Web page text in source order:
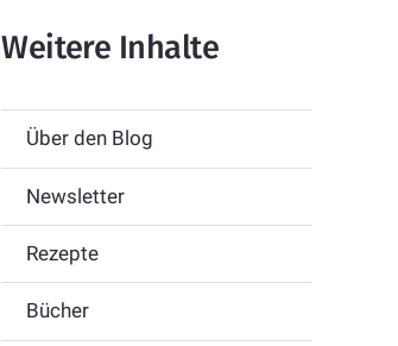
Weitere Inhalte
Über den Blog
Newsletter
Rezepte
Bücher